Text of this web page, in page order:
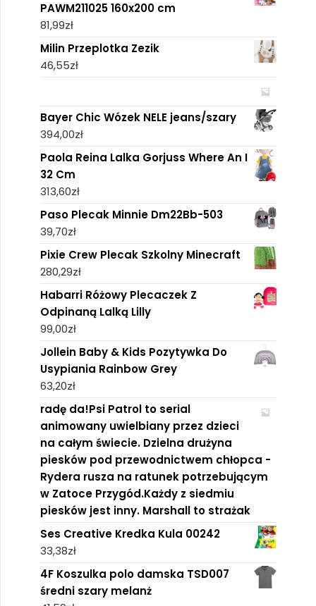
PAWM211025 160x200 cm
81,99zł
Milin Przeplotka Zezik
46,55zł
Bayer Chic Wózek NELE jeans/szary
394,00zł
Paola Reina Lalka Gorjuss Where An I
32 Cm
313,60zł
Paso Plecak Minnie Dm22Bb-503
39,70zł
Pixie Crew Plecak Szkolny Minecraft
280,29zł
Habarri Różowy Plecaczek Z
Odpinaną Lalką Lilly
99,00zł
Jollein Baby & Kids Pozytywka Do
Usypiania Rainbow Grey
63,20zł
radę da!Psi Patrol to serial
animowany uwielbiany przez dzieci
na całym świecie. Dzielna drużyna
piesków pod przewodnictwem chłopca -
Rydera rusza na ratunek potrzebującym
w Zatoce Przygód.Każdy z siedmiu
piesków jest inny. Marshall to strażak
Ses Creative Kredka Kula 00242
33,38zł
4F Koszulka polo damska TSD007
średni szary melanż